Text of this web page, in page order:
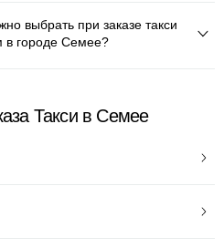
выбрать при заказе такси
в городе Семее?
Такси в Семее